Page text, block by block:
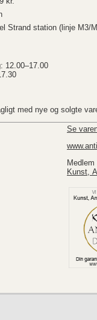
Strand station (linje M3/
12.00–17.00
med nye og solgte
Se
Medlem
Kunst,